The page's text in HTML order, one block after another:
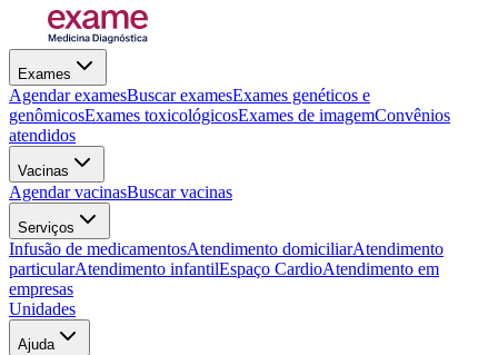
Exames
Agendar examesBuscar examesExames genéticos e
genômicosExames toxicológicosExames de imagemConvênios
atendidos
Vacinas
Agendar vacinasBuscar vacinas
Serviços
Infusão de medicamentosAtendimento domiciliarAtendimento
particularAtendimento infantilEspaço CardioAtendimento em
empresas
Unidades
Ajuda